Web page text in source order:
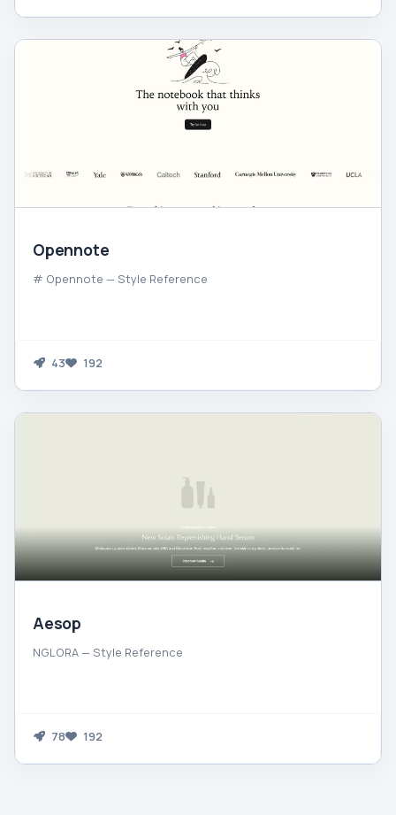
Opennote
# Opennote — Style Reference
43 192
Aesop
NGLORA — Style Reference
78 192